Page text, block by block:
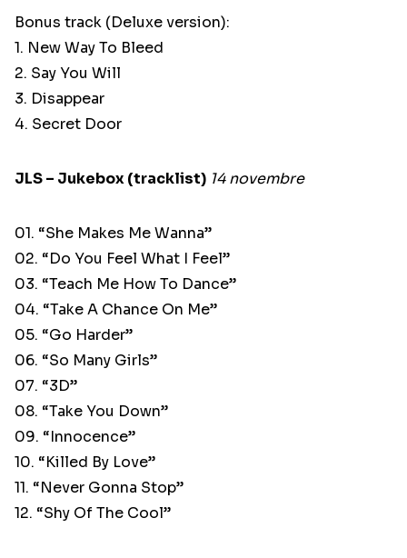
Bonus track (Deluxe version):
1. New Way To Bleed
2. Say You Will
3. Disappear
4. Secret Door
JLS – Jukebox (tracklist) 14 novembre
01. “She Makes Me Wanna”
02. “Do You Feel What I Feel”
03. “Teach Me How To Dance”
04. “Take A Chance On Me”
05. “Go Harder”
06. “So Many Girls”
07. “3D”
08. “Take You Down”
09. “Innocence”
10. “Killed By Love”
11. “Never Gonna Stop”
12. “Shy Of The Cool”